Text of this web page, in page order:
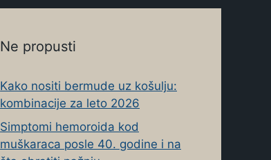
Ne propusti
Kako nositi bermude uz košulju:
kombinacije za leto 2026
Simptomi hemoroida kod
muškaraca posle 40. godine i na